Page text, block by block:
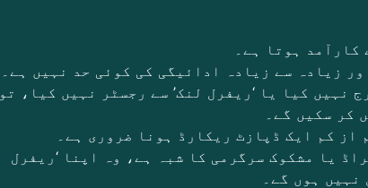
نہیں کیا یا ‘ریفرل لنک’ سے رجسٹر نہیں کیا، تو
کر سکیں گے۔
یا مشکوک سرگرمی کا شبہ ہے، وہ اپنا ‘ریفرل
ہوں گے۔